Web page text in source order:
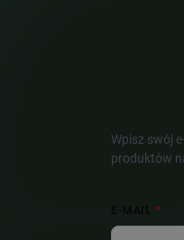
Wpisz swój
produktów